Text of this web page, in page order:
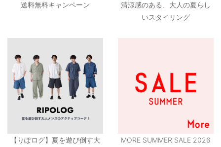
送料無料キャンペーン
清涼感のある、大人の夏らし
いスタイリング
【りぽログ】夏を遊び倒す大
MORE SUMMER SALE 2026